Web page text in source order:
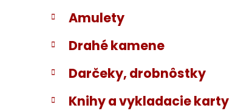
Amulety
Drahé kamene
Darčeky, drobnôstky
Knihy a vykladacie karty